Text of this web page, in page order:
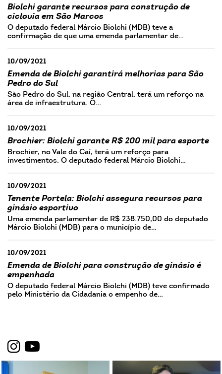
Biolchi garante recursos para construção de
ciclovia em São Marcos
O deputado federal Márcio Biolchi (MDB) teve a
confirmação de que uma emenda parlamentar de…
10/09/2021
Emenda de Biolchi garantirá melhorias para São
Pedro do Sul
São Pedro do Sul, na região Central, terá um reforço na
área de infraestrutura. O…
10/09/2021
Brochier: Biolchi garante R$ 200 mil para esporte
Brochier, no Vale do Caí, terá um reforço para
investimentos. O deputado federal Márcio Biolchi…
10/09/2021
Tenente Portela: Biolchi assegura recursos para
ginásio esportivo
Uma emenda parlamentar de R$ 238.750,00 do deputado
Márcio Biolchi (MDB) para o município de…
10/09/2021
Emenda de Biolchi para construção de ginásio é
empenhada
O deputado federal Márcio Biolchi (MDB) teve confirmado
pelo Ministério da Cidadania o empenho de…